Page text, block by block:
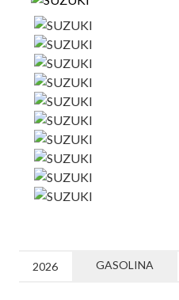
2026 GASOLINA